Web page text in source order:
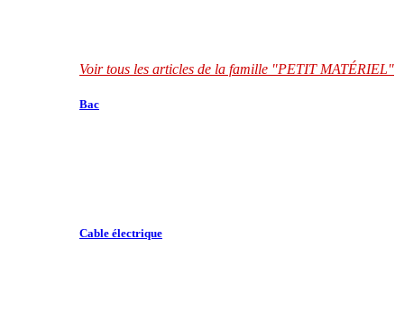
Voir tous les articles de la famille "PETIT MATÉRIEL"
Bac
Cable électrique